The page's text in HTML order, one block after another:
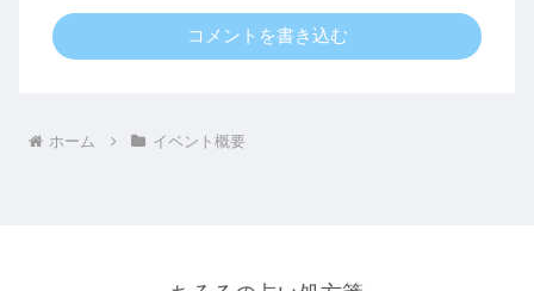
コメントを書き込む
ホーム イベント概要